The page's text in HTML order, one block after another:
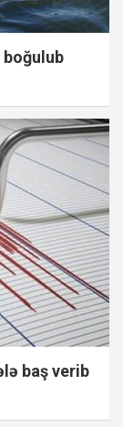
boğulub
baş verib